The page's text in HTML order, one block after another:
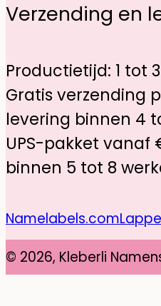
Verzending en
Productietijd: 1 tot
Gratis verzending
levering binnen 4
UPS-pakket vanaf
binnen 5 tot 8
Namelabels.com
© 2026, Kleberli